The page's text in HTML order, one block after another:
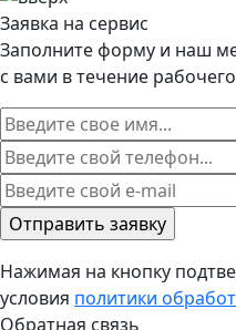
Заявка на сервис
Заполните форму и наш
с вами в течение
Нажимая на кнопку
условия политики
Обратная связь